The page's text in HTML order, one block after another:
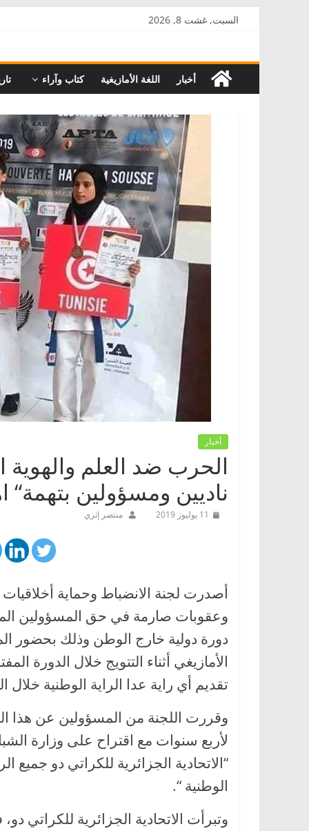
السبت, غشت 8, 2026
AkalPress
منبر
أخبار اللغة الأمازيغية كتاب وآراء
أخبار
الحرب ضد العلم والهوية
ناديين ومسؤولين بتهمة“
11 يوليوز 2019 منتصر إثري
أصدرت لجنة الانضباط وحماية أخلاقيات
وعقوبات صارمة في حق المسؤولين
دورة دولية خارج الوطن وذلك بحضور
الأمازيغي أثناء التتويج خلال الدورة
تقديم أي راية عدا الراية الوطنية خلال
وقررت اللجنة من المسؤولين عن
لأربع سنوات مع اقتراح على وزارة
“الاتحادية الجزائرية للكراتي دو
الوطنية “.
وتبرأت الاتحادية الجزائرية للكراتي